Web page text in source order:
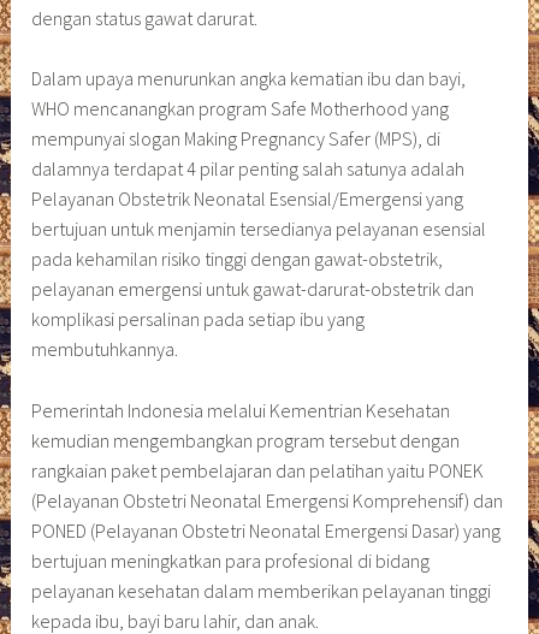
dengan status gawat darurat.
Dalam upaya menurunkan angka kematian ibu dan bayi,
WHO mencanangkan program Safe Motherhood yang
mempunyai slogan Making Pregnancy Safer (MPS), di
dalamnya terdapat 4 pilar penting salah satunya adalah
Pelayanan Obstetrik Neonatal Esensial/Emergensi yang
bertujuan untuk menjamin tersedianya pelayanan esensial
pada kehamilan risiko tinggi dengan gawat-obstetrik,
pelayanan emergensi untuk gawat-darurat-obstetrik dan
komplikasi persalinan pada setiap ibu yang
membutuhkannya.
Pemerintah Indonesia melalui Kementrian Kesehatan
kemudian mengembangkan program tersebut dengan
rangkaian paket pembelajaran dan pelatihan yaitu PONEK
(Pelayanan Obstetri Neonatal Emergensi Komprehensif) dan
PONED (Pelayanan Obstetri Neonatal Emergensi Dasar) yang
bertujuan meningkatkan para profesional di bidang
pelayanan kesehatan dalam memberikan pelayanan tinggi
kepada ibu, bayi baru lahir, dan anak.